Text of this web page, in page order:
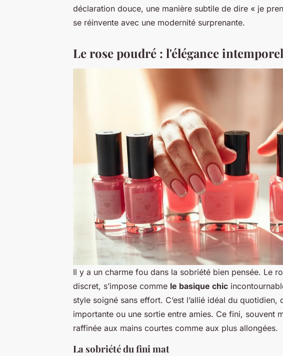
déclaration douce, une manière subtile de dire « je
se réinvente avec une modernité surprenante.
Le rose poudré : l'élégance
Il y a un charme fou dans la sobriété bien pensée. Le
discret, s’impose comme le basique chic
style soigné sans effort. C’est l’allié idéal du
importante ou une sortie entre amies. Ce fini, souvent
raffinée aux mains courtes comme aux plus allongées.
La sobriété du fini mat